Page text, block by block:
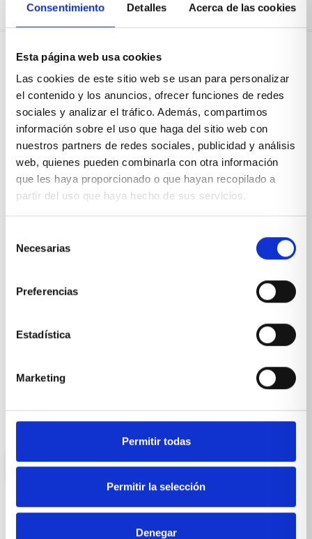
Consentimiento Detalles Acerca de las cookies
Esta página web usa cookies
Las cookies de este sitio web se usan para personalizar
el contenido y los anuncios, ofrecer funciones de redes
sociales y analizar el tráfico. Además, compartimos
información sobre el uso que haga del sitio web con
nuestros partners de redes sociales, publicidad y análisis
web, quienes pueden combinarla con otra información
que les haya proporcionado o que hayan recopilado a
partir del uso que haya hecho de sus servicios.
Necesarias
Preferencias
Estadística
Marketing
Permitir todas
Permitir la selección
Denegar
Sobre Xíkara
Inicio
Blog
Reseñas Google
Carpintería a medida
Profesionales
ES
Contacto